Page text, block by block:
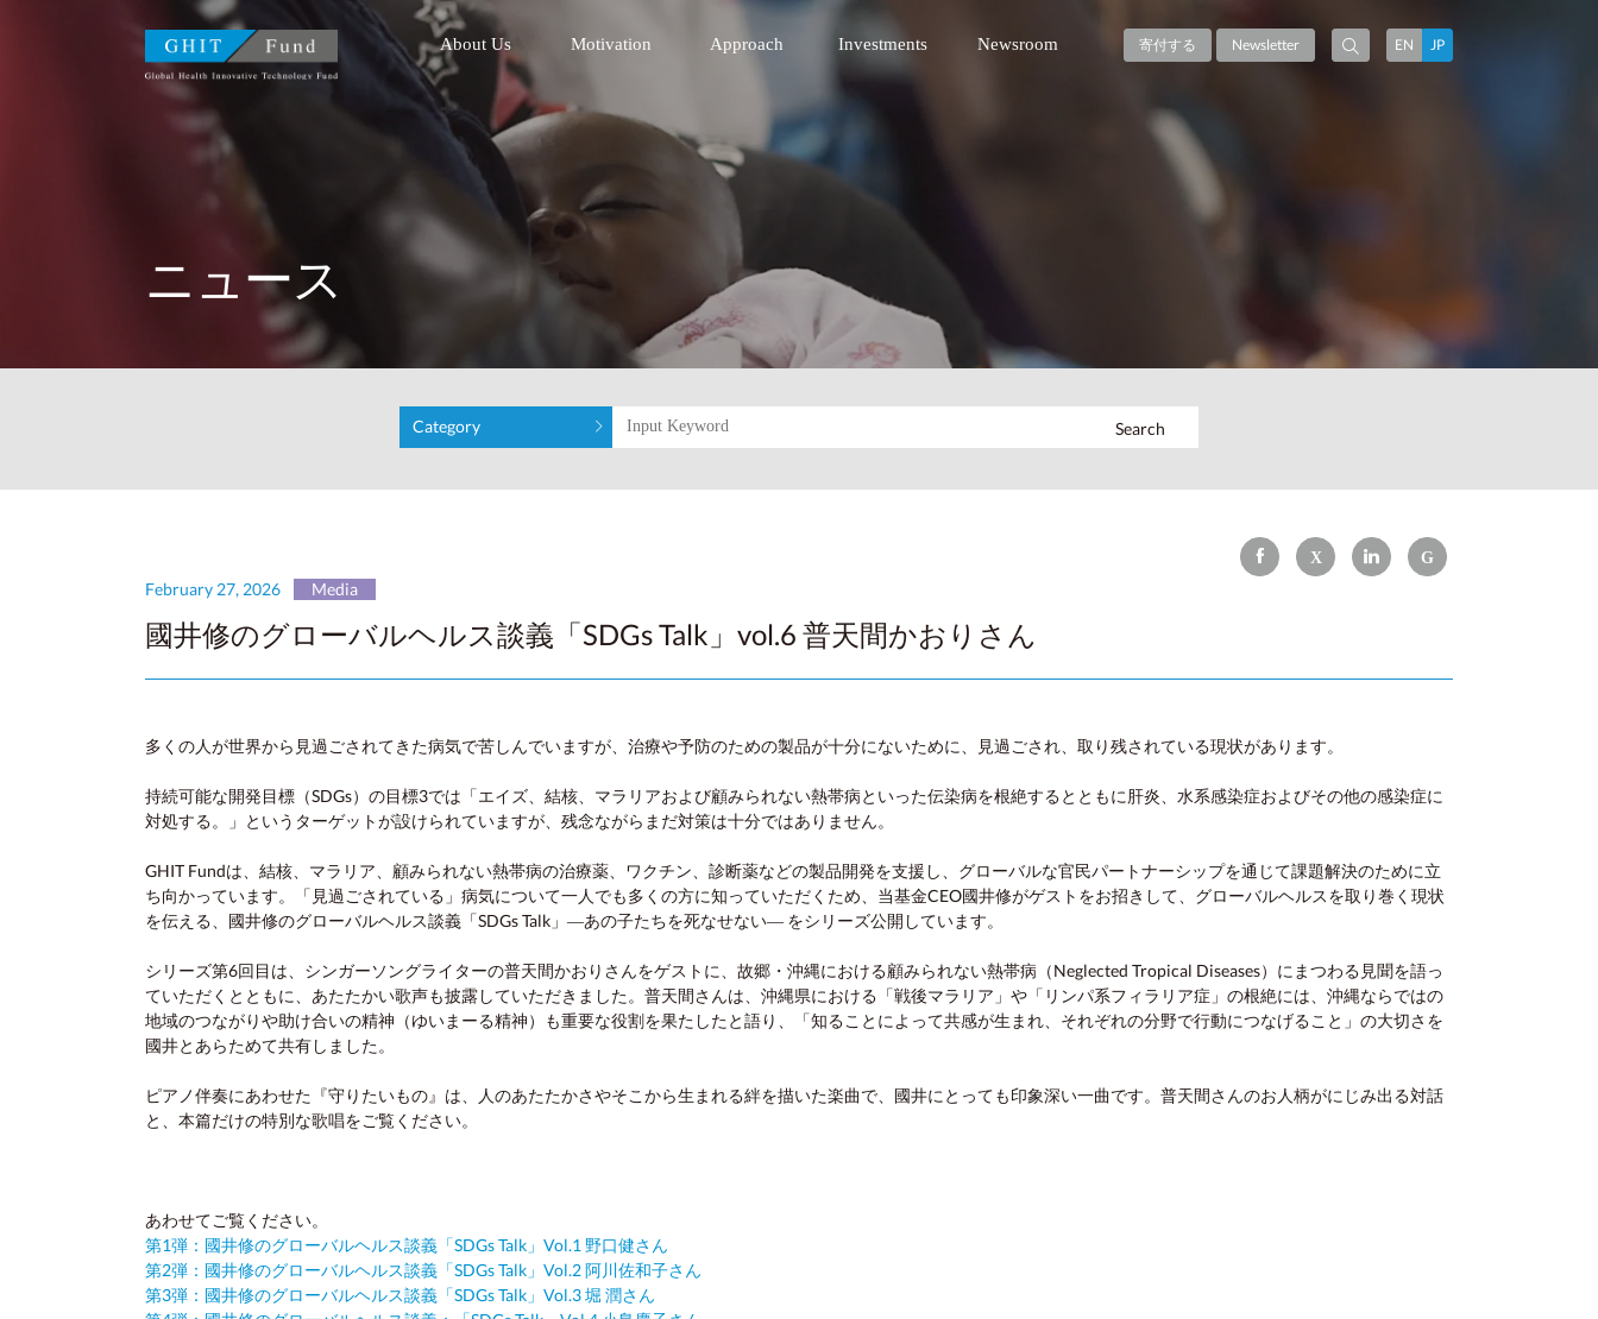
GHIT Fund Global Health Innovative Technology Fund
About Us Motivation Approach Investments Newsroom 寄付する Newsletter EN JP
ニュース
Category Search
February 27, 2026 Media
國井修のグローバルヘルス談義「SDGs Talk」vol.6 普天間かおりさん
多くの人が世界から見過ごされてきた病気で苦しんでいますが、治療や予防のための製品が十分にないために、見過ごされ、取り残されている現状があります。
持続可能な開発目標（SDGs）の目標3では「エイズ、結核、マラリアおよび顧みられない熱帯病といった伝染病を根絶するとともに肝炎、水系感染症およびその他の感染症に
対処する。」というターゲットが設けられていますが、残念ながらまだ対策は十分ではありません。
GHIT Fundは、結核、マラリア、顧みられない熱帯病の治療薬、ワクチン、診断薬などの製品開発を支援し、グローバルな官民パートナーシップを通じて課題解決のために立
ち向かっています。「見過ごされている」病気について一人でも多くの方に知っていただくため、当基金CEO國井修がゲストをお招きして、グローバルヘルスを取り巻く現状
を伝える、國井修のグローバルヘルス談義「SDGs Talk」―あの子たちを死なせない― をシリーズ公開しています。
シリーズ第6回目は、シンガーソングライターの普天間かおりさんをゲストに、故郷・沖縄における顧みられない熱帯病（Neglected Tropical Diseases）にまつわる見聞を語っ
ていただくとともに、あたたかい歌声も披露していただきました。普天間さんは、沖縄県における「戦後マラリア」や「リンパ系フィラリア症」の根絶には、沖縄ならではの
地域のつながりや助け合いの精神（ゆいまーる精神）も重要な役割を果たしたと語り、「知ることによって共感が生まれ、それぞれの分野で行動につなげること」の大切さを
國井とあらためて共有しました。
ピアノ伴奏にあわせた『守りたいもの』は、人のあたたかさやそこから生まれる絆を描いた楽曲で、國井にとっても印象深い一曲です。普天間さんのお人柄がにじみ出る対話
と、本篇だけの特別な歌唱をご覧ください。
あわせてご覧ください。
第1弾：國井修のグローバルヘルス談義「SDGs Talk」Vol.1 野口健さん
第2弾：國井修のグローバルヘルス談義「SDGs Talk」Vol.2 阿川佐和子さん
第3弾：國井修のグローバルヘルス談義「SDGs Talk」Vol.3 堀 潤さん